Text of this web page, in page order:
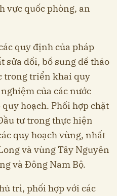
vực quốc phòng, an
quy định của pháp
sửa đổi, bổ sung để tháo
trong triển khai quy
của các nước
hoạch. Phối hợp chặt
tư trong thực hiện
quy hoạch vùng, nhất
và vùng Tây Nguyên
và Đông Nam Bộ.
trì, phối hợp với các